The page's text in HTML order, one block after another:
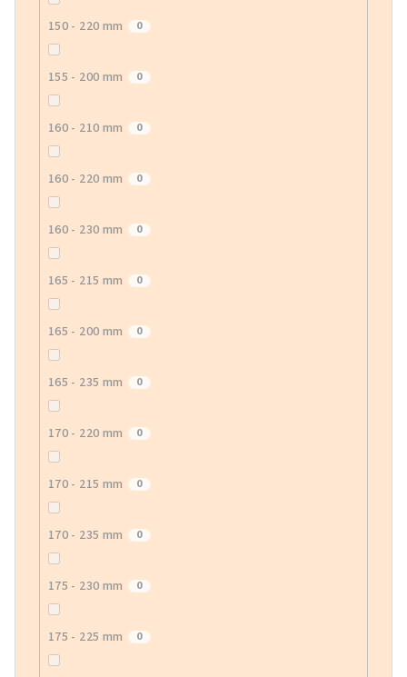
150 - 220 mm 0
155 - 200 mm 0
160 - 210 mm 0
160 - 220 mm 0
160 - 230 mm 0
165 - 215 mm 0
165 - 200 mm 0
165 - 235 mm 0
170 - 220 mm 0
170 - 215 mm 0
170 - 235 mm 0
175 - 230 mm 0
175 - 225 mm 0